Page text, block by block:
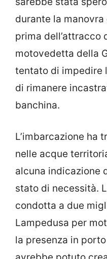
durante la
prima dell’attracco
motovedetta della
tentato di impedire
di rimanere
banchina.
L’imbarcazione ha
nelle acque
alcuna indicazione
stato di necessità.
condotta a due
Lampedusa per
la presenza in
avrebbe potuto